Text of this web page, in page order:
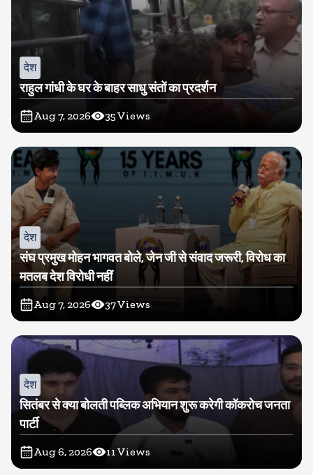
देश
राहुल गांधी के घर के बाहर साधु संतों का प्रदर्शन
Aug 7, 2026 35Views
देश
संघ प्रमुख मोहन भागवत बोले, जेन जी से संवाद जरूरी, विरोध का
मतलब देश विरोधी नहीं
Aug 7, 2026 37Views
देश
सितंबर से क्या बोलती पब्लिक अभियान शुरू करेगी कॉकरोच जनता
पार्टी
Aug 6, 2026 11 Views